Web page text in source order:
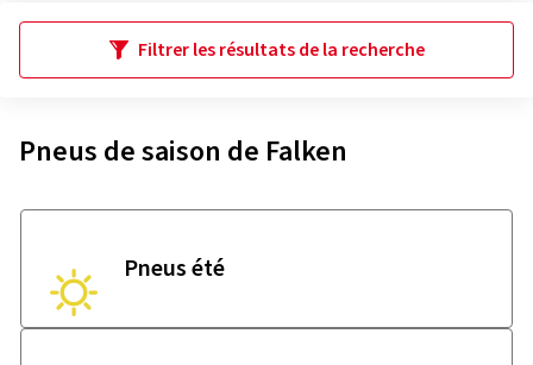
Filtrer les résultats de la recherche
Pneus de saison de Falken
Pneus été